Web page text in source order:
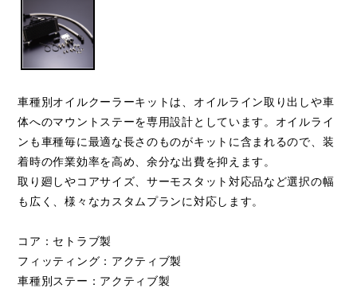
車種別オイルクーラーキットは、オイルライン取り出しや車
体へのマウントステーを専用設計としています。オイルライ
ンも車種毎に最適な長さのものがキットに含まれるので、装
着時の作業効率を高め、余分な出費を抑えます。
取り廻しやコアサイズ、サーモスタット対応品など選択の幅
も広く、様々なカスタムプランに対応します。
コア：セトラブ製
フィッティング：アクティブ製
車種別ステー：アクティブ製